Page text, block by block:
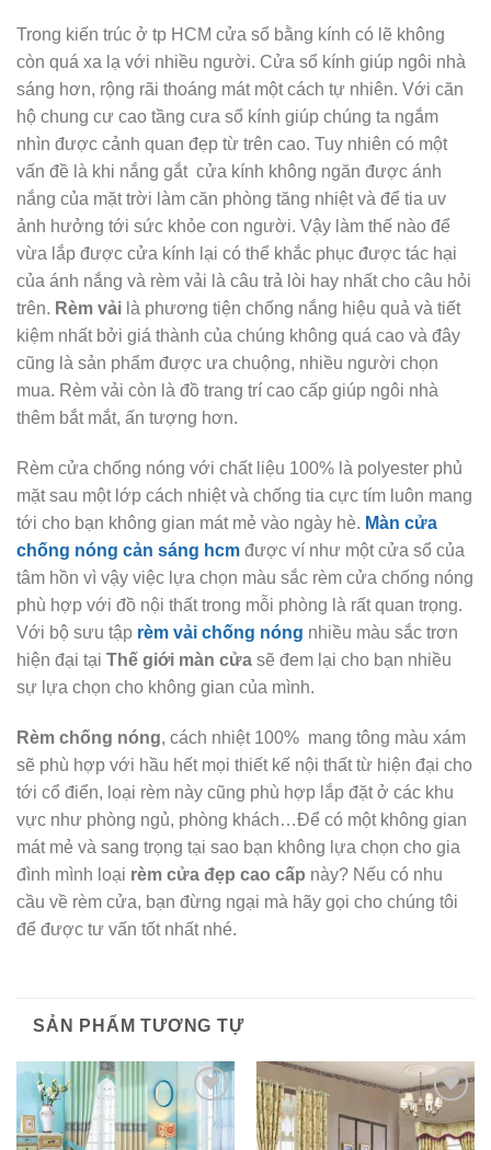
Trong kiến trúc ở tp HCM cửa sổ bằng kính có lẽ không
còn quá xa lạ với nhiều người. Cửa sổ kính giúp ngôi nhà
sáng hơn, rộng rãi thoáng mát một cách tự nhiên. Với căn
hộ chung cư cao tầng cưa sổ kính giúp chúng ta ngắm
nhìn được cảnh quan đẹp từ trên cao. Tuy nhiên có một
vấn đề là khi nắng gắt cửa kính không ngăn được ánh
nắng của mặt trời làm căn phòng tăng nhiệt và để tia uv
ảnh hưởng tới sức khỏe con người. Vậy làm thế nào để
vừa lắp được cửa kính lại có thể khắc phục được tác hại
của ánh nắng và rèm vải là câu trả lòi hay nhất cho câu hỏi
trên. Rèm vải là phương tiện chống nắng hiệu quả và tiết
kiệm nhất bởi giá thành của chúng không quá cao và đây
cũng là sản phẩm được ưa chuộng, nhiều người chọn
mua. Rèm vải còn là đồ trang trí cao cấp giúp ngôi nhà
thêm bắt mắt, ấn tượng hơn.
Rèm cửa chống nóng với chất liệu 100% là polyester phủ
mặt sau một lớp cách nhiệt và chống tia cực tím luôn mang
tới cho bạn không gian mát mẻ vào ngày hè. Màn cửa
chống nóng cản sáng hcm được ví như một cửa sổ của
tâm hồn vì vậy việc lựa chọn màu sắc rèm cửa chống nóng
phù hợp với đồ nội thất trong mỗi phòng là rất quan trọng.
Với bộ sưu tập rèm vải chống nóng nhiều màu sắc trơn
hiện đại tại Thế giới màn cửa sẽ đem lại cho bạn nhiều
sự lựa chọn cho không gian của mình.
Rèm chống nóng, cách nhiệt 100% mang tông màu xám
sẽ phù hợp với hầu hết mọi thiết kế nội thất từ hiện đại cho
tới cổ điển, loại rèm này cũng phù hợp lắp đặt ở các khu
vực như phòng ngủ, phòng khách…Để có một không gian
mát mẻ và sang trọng tại sao bạn không lựa chọn cho gia
đình mình loại rèm cửa đẹp cao cấp này? Nếu có nhu
cầu về rèm cửa, bạn đừng ngại mà hãy gọi cho chúng tôi
để được tư vấn tốt nhất nhé.
SẢN PHẨM TƯƠNG TỰ